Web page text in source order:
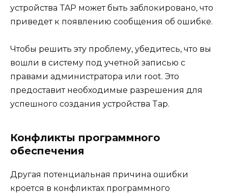
устройства TAP может быть заблокировано, что
приведет к появлению сообщения об ошибке.
Чтобы решить эту проблему, убедитесь, что вы
вошли в систему под учетной записью с
правами администратора или root. Это
предоставит необходимые разрешения для
успешного создания устройства Tap.
Конфликты программного
обеспечения
Другая потенциальная причина ошибки
кроется в конфликтах программного